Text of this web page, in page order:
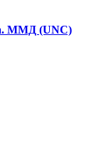
ММД (UNC)